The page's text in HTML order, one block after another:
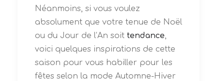
Néanmoins, si vous voulez
absolument que votre tenue de Noël
ou du Jour de l’An soit tendance,
voici quelques inspirations de cette
saison pour vous habiller pour les
fêtes selon la mode Automne-Hiver